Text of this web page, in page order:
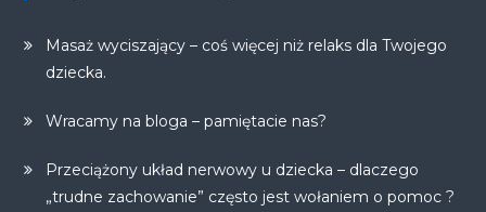
Masaż wyciszający – coś więcej niż relaks dla Twojego
dziecka.
Wracamy na bloga – pamiętacie nas?
Przeciążony układ nerwowy u dziecka – dlaczego
„trudne zachowanie” często jest wołaniem o pomoc ?